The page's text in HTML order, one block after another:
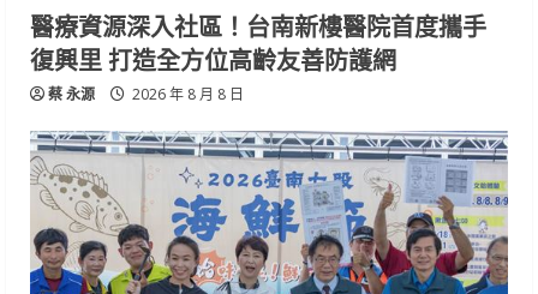
醫療資源深入社區！台南新樓醫院首度攜手
復興里 打造全方位高齡友善防護網
蔡 永源 2026 年 8 月 8 日